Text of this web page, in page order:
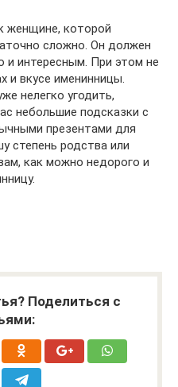
женщине, которой
сложно. Он должен
и интересным. При этом не
и вкусе именинницы.
нелегко угодить,
небольшие подсказки с
презентами для
степень родства или
как можно недорого и
Поделиться с